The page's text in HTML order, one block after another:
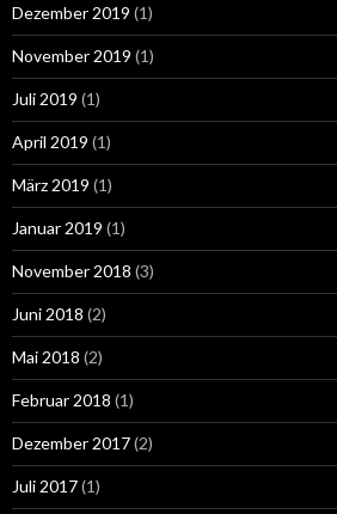
Dezember 2019 (1)
November 2019 (1)
Juli 2019 (1)
April 2019 (1)
März 2019 (1)
Januar 2019 (1)
November 2018 (3)
Juni 2018 (2)
Mai 2018 (2)
Februar 2018 (1)
Dezember 2017(2)
Juli 2017(1)